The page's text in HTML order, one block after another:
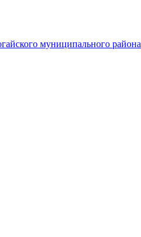
муниципального района